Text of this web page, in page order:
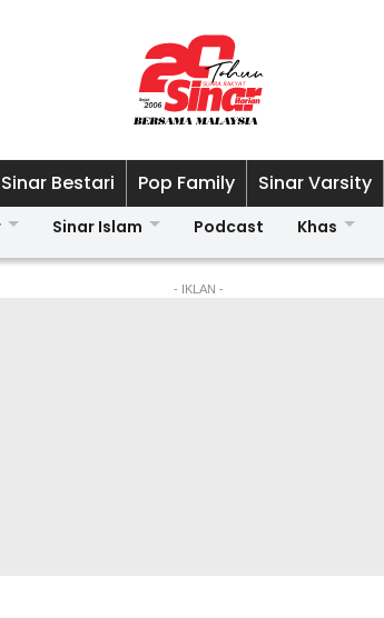
Sinar Bestari Pop Family Sinar Varsity
Sinar Islam Podcast Khas
- IKLAN -